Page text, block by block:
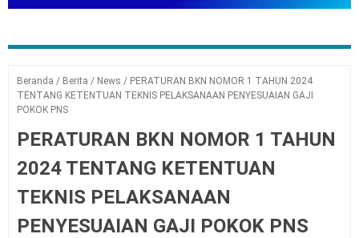
Beranda / Berita / News / PERATURAN BKN NOMOR 1 TAHUN 2024
TENTANG KETENTUAN TEKNIS PELAKSANAAN PENYESUAIAN GAJI
POKOK PNS
PERATURAN BKN NOMOR 1 TAHUN
2024 TENTANG KETENTUAN
TEKNIS PELAKSANAAN
PENYESUAIAN GAJI POKOK PNS